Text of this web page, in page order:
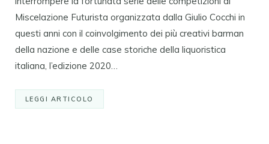
Miscelazione Futurista organizzata dalla Giulio Cocchi in
questi anni con il coinvolgimento dei più creativi barman
della nazione e delle case storiche della liquoristica
italiana, l’edizione 2020…
LEGGI ARTICOLO